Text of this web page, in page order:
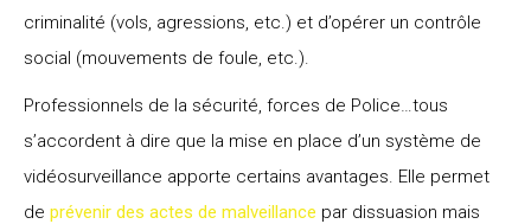
criminalité (vols, agressions, etc.) et d’opérer un contrôle
social (mouvements de foule, etc.).
Professionnels de la sécurité, forces de Police…tous
s’accordent à dire que la mise en place d’un système de
vidéosurveillance apporte certains avantages. Elle permet
de prévenir des actes de malveillance par dissuasion mais